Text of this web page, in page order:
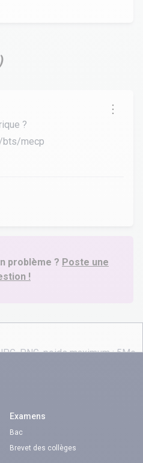
)
?
bts/mecp
problème ? Poste une
!
Examens
Bac
Brevet des collèges